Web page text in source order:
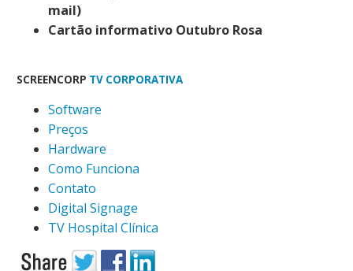
mail)
Cartão informativo Outubro Rosa
SCREENCORP TV CORPORATIVA
Software
Preços
Hardware
Como Funciona
Contato
Digital Signage
TV Hospital Clínica